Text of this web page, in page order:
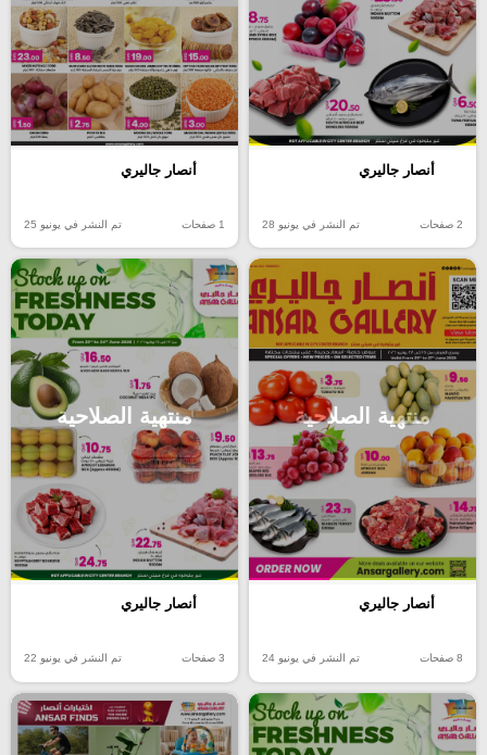
أنصار جاليري
2 صفحات تم النشر في يونيو 28
أنصار جاليري
1 صفحات تم النشر في يونيو 25
منتهية الصلاحية
أنصار جاليري
8 صفحات تم النشر في يونيو 24
منتهية الصلاحية
أنصار جاليري
3 صفحات تم النشر في يونيو 22